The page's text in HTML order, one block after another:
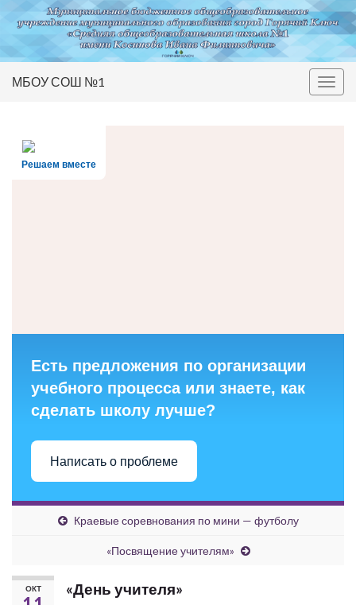
Вкл/
МБОУ СОШ №1
Решаем вместе
Есть предложения по организации
учебного процесса или знаете, как
сделать школу лучше?
Написать о проблеме
Краевые соревнования по мини — футболу
«Посвящение учителям»
ОКТ «День учителя»